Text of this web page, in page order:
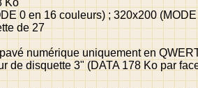
Ko
0 en 16 couleurs) ; 320x200
de 27
numérique uniquement en
de disquette 3" (DATA 178 Ko par